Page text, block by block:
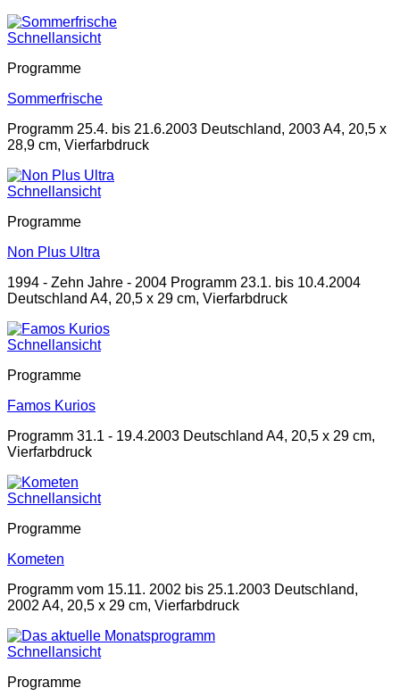
Schnellansicht
Programme
Sommerfrische
Programm 25.4. bis 21.6.2003 Deutschland, 2003 A4, 20,5 x
28,9 cm, Vierfarbdruck
Schnellansicht
Programme
Non Plus Ultra
1994 - Zehn Jahre - 2004 Programm 23.1. bis 10.4.2004
Deutschland A4, 20,5 x 29 cm, Vierfarbdruck
Schnellansicht
Programme
Famos Kurios
Programm 31.1 - 19.4.2003 Deutschland A4, 20,5 x 29 cm,
Vierfarbdruck
Schnellansicht
Programme
Kometen
Programm vom 15.11. 2002 bis 25.1.2003 Deutschland,
2002 A4, 20,5 x 29 cm, Vierfarbdruck
Schnellansicht
Programme